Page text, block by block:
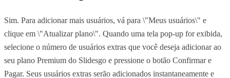
Sim. Para adicionar mais usuários, vá para \"Meus usuários\" e
clique em \"Atualizar plano\". Quando uma tela pop-up for exibida,
selecione o número de usuários extras que você deseja adicionar ao
seu plano Premium do Slidesgo e pressione o botão Confirmar e
Pagar. Seus usuários extras serão adicionados instantaneamente e